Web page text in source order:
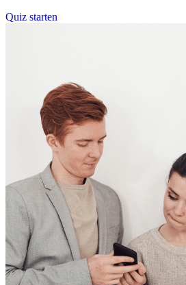
Quiz starten